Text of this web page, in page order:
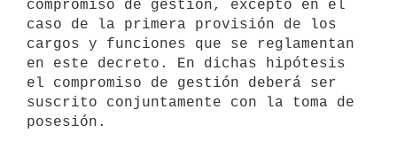
compromiso de gestión, excepto en el
caso de la primera provisión de los
cargos y funciones que se reglamentan
en este decreto. En dichas hipótesis
el compromiso de gestión deberá ser
suscrito conjuntamente con la toma de